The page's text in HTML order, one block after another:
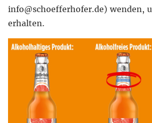
info@schoefferhofer.de) wenden,
erhalten.